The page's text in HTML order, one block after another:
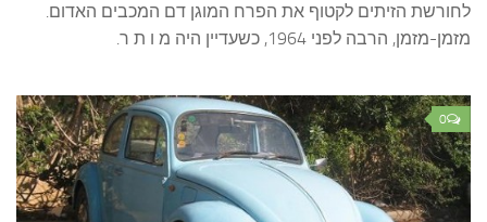
כתבו אלינו
לחורשת הזיתים לקטוף את הפרח המוגן דם המכבים האדום.
מזמן-מזמן, הרבה לפני 1964, כשעדיין היה מ ו ת ר.
0